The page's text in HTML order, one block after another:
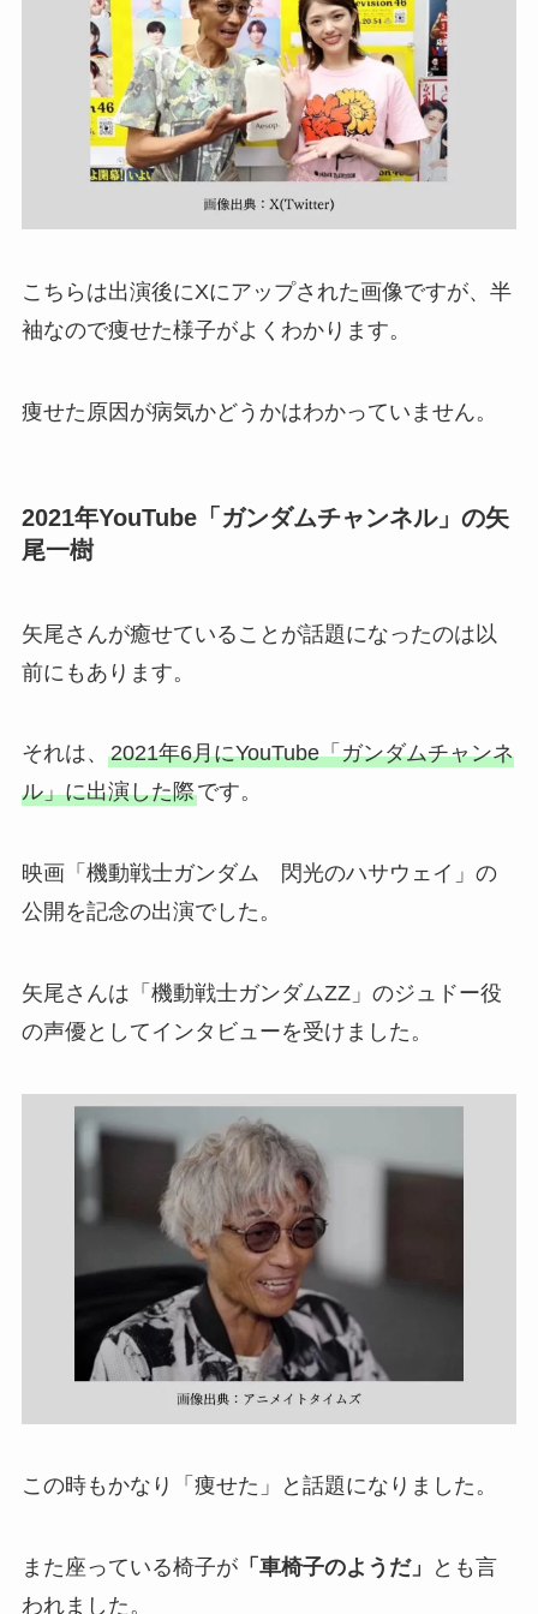
こちらは出演後にXにアップされた画像ですが、半
袖なので痩せた様子がよくわかります。
痩せた原因が病気かどうかはわかっていません。
2021年YouTube「ガンダムチャンネル」の矢
尾一樹
矢尾さんが癒せていることが話題になったのは以
前にもあります。
それは、 2021年6月にYouTube「ガンダムチャンネ
ル」に出演した際です。
映画「機動戦士ガンダム 閃光のハサウェイ」の
公開を記念の出演でした。
矢尾さんは「機動戦士ガンダムZZ」のジュドー役
の声優としてインタビューを受けました。
この時もかなり「痩せた」と話題になりました。
また座っている椅子が「車椅子のようだ」
とも言
われました。